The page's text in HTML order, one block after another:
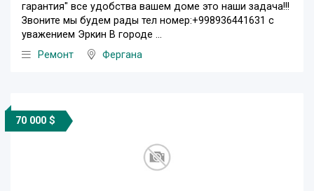
гарантия" все удобства вашем доме это наши задача!!!
Звоните мы будем рады тел номер:+998936441631 с
уважением Эркин В городе ...
Ремонт
Фергана
70 000 $